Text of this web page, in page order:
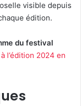
visible depuis
édition.
du festival
l’édition 2024 en